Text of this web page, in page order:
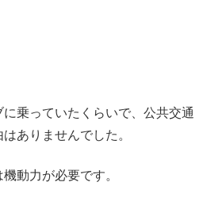
乗っていたくらいで、公共交通
ありませんでした。
動力が必要です。